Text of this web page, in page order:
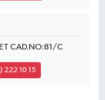
CAD.NO:81/C
222 10 15